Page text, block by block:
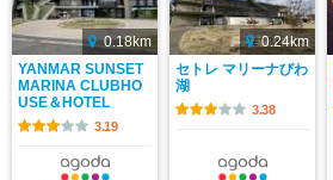
0.18km
YANMAR SUNSET
MARINA CLUBHO
USE＆HOTEL
3.19
0.24km
セトレ マリーナびわ
湖
3.38